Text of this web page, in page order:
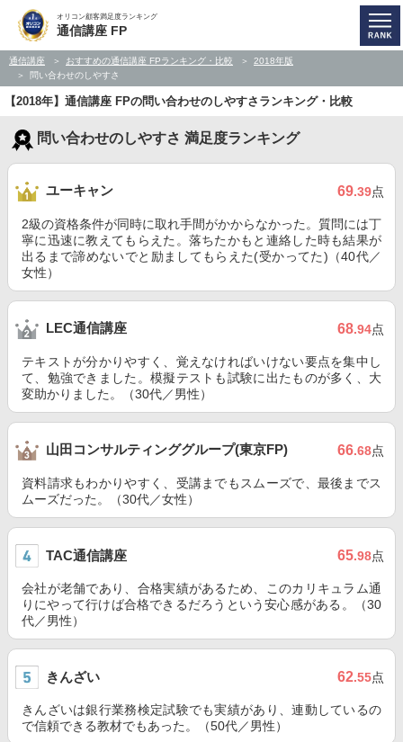
オリコン顧客満足度ランキング
通信講座 FP
通信講座 おすすめの通信講座 FPランキング・比較
2018年版
問い合わせのしやすさ
【2018年】通信講座 FPの問い合わせのしやすさランキング・比較
問い合わせのしやすさ 満足度ランキング
ユーキャン 69.39点
2級の資格条件が同時に取れ手間がかからなかった。質問には丁
寧に迅速に教えてもらえた。落ちたかもと連絡した時も結果が
出るまで諦めないでと励ましてもらえた(受かってた)（40代／
女性）
LEC通信講座 68.94点
テキストが分かりやすく、覚えなければいけない要点を集中し
て、勉強できました。模擬テストも試験に出たものが多く、大
変助かりました。（30代／男性）
山田コンサルティンググループ(東京FP) 66.68点
資料請求もわかりやすく、受講までもスムーズで、最後までス
ムーズだった。（30代／女性）
TAC通信講座 65.98点
会社が老舗であり、合格実績があるため、このカリキュラム通
りにやって行けば合格できるだろうという安心感がある。（30
代／男性）
きんざい 62.55点
きんざいは銀行業務検定試験でも実績があり、連動しているの
で信頼できる教材でもあった。（50代／男性）